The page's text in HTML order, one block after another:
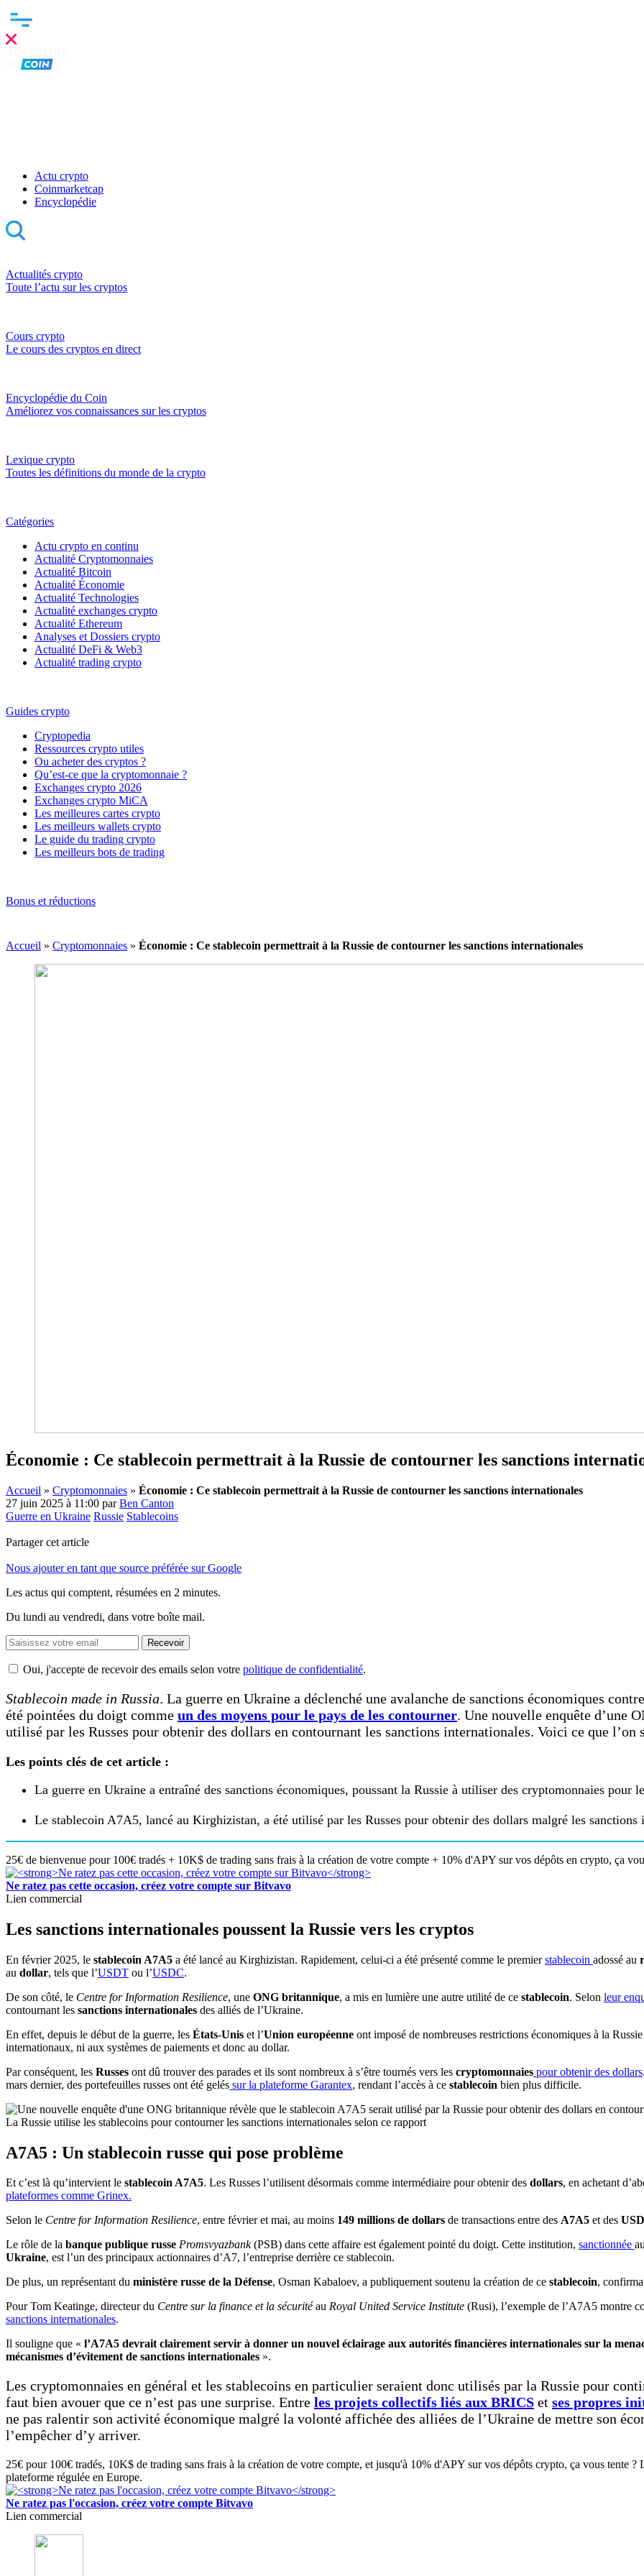
Actu crypto
Coinmarketcap
Encyclopédie
Actualités crypto
Toute l’actu sur les cryptos
Cours crypto
Le cours des cryptos en direct
Encyclopédie du Coin
Améliorez vos connaissances sur les cryptos
Lexique crypto
Toutes les définitions du monde de la crypto
Catégories
Actu crypto en continu
Actualité Cryptomonnaies
Actualité Bitcoin
Actualité Économie
Actualité Technologies
Actualité exchanges crypto
Actualité Ethereum
Analyses et Dossiers crypto
Actualité DeFi & Web3
Actualité trading crypto
Guides crypto
Cryptopedia
Ressources crypto utiles
Ou acheter des cryptos ?
Qu’est-ce que la cryptomonnaie ?
Exchanges crypto 2026
Exchanges crypto MiCA
Les meilleures cartes crypto
Les meilleurs wallets crypto
Le guide du trading crypto
Les meilleurs bots de trading
Bonus et réductions
Accueil » Cryptomonnaies » Économie : Ce stablecoin permettrait à la Russie de contourner les sanctions internationales
Économie : Ce stablecoin permettrait à la Russie de contourner les sanctions
Accueil » Cryptomonnaies » Économie : Ce stablecoin permettrait à la Russie de contourner les sanctions internationales
27 juin 2025 à 11:00 parBen Canton
Guerre en Ukraine Russie Stablecoins
Partager cet article
Nous ajouter en tant que source préférée sur Google
Les actus qui comptent, résumées en 2 minutes.
Du lundi au vendredi, dans votre boîte mail.
Recevoir
Oui, j'accepte de recevoir des emails selon votre politique de confidentialité.
Stablecoin made in Russia. La guerre en Ukraine a déclenché une avalanche de sanctions économiques
été pointées du doigt comme un des moyens pour le pays de les contourner. Une nouvelle enquête d’une
utilisé par les Russes pour obtenir des dollars en contournant les sanctions internationales. Voici ce que l’on
Les points clés de cet article :
La guerre en Ukraine a entraîné des sanctions économiques, poussant la Russie à utiliser des cryptomonnaies pour
Le stablecoin A7A5, lancé au Kirghizistan, a été utilisé par les Russes pour obtenir des dollars malgré les sanctions
25€ de bienvenue pour 100€ tradés + 10K$ de trading sans frais à la création de votre compte + 10% d'APY sur vos dépôts en crypto, ça
Ne ratez pas cette occasion, créez votre compte sur Bitvavo
Lien commercial
Les sanctions internationales poussent la Russie vers les cryptos
En février 2025, le stablecoin A7A5 a été lancé au Kirghizistan. Rapidement, celui-ci a été présenté comme le premierstablecoin adossé au
au dollar, tels que l’USDT ou l’USDC.
De son côté, le Centre for Information Resilience, une ONG britannique, a mis en lumière une autre utilité de ce stablecoin. Selon leur
contournant les sanctions internationales des alliés de l’Ukraine.
En effet, depuis le début de la guerre, les États-Unis et l’Union européenne ont imposé de nombreuses restrictions économiques à la
internationaux, ni aux systèmes de paiements et donc au dollar.
Par conséquent, les Russes ont dû trouver des parades et ils sont nombreux à s’être tournés vers les cryptomonnaies pour obtenir des dollars
mars dernier, des portefeuilles russes ont été gelés sur la plateforme Garantex, rendant l’accès à ce stablecoin bien plus difficile.
La Russie utilise les stablecoins pour contourner les sanctions internationales selon ce rapport
A7A5 : Un stablecoin russe qui pose problème
Et c’est là qu’intervient le stablecoin A7A5. Les Russes l’utilisent désormais comme intermédiaire pour obtenir des dollars, en achetant
plateformes comme Grinex.
Selon le Centre for Information Resilience, entre février et mai, au moins 149 millions de dollars de transactions entre des A7A5 et des
Le rôle de la banque publique russe Promsvyazbank(PSB) dans cette affaire est également pointé du doigt. Cette institution, sanctionnée
Ukraine, est l’un des principaux actionnaires d’A7, l’entreprise derrière ce stablecoin.
De plus, un représentant du ministère russe de la Défense, Osman Kabaloev, a publiquement soutenu la création de ce stablecoin,
Pour Tom Keatinge, directeur du Centre sur la finance et la sécuritéau Royal United Service Institute (Rusi), l’exemple de l’A7A5 montre
sanctions internationales.
Il souligne que « l’A7A5 devrait clairement servir à donner un nouvel éclairage aux autorités financières internationales sur la
mécanismes d’évitement de sanctions internationales ».
Les cryptomonnaies en général et les stablecoins en particulier seraient donc utilisés par la Russie pour
faut bien avouer que ce n’est pas une surprise. Entre les projets collectifs liés aux BRICS et ses propres
ne pas ralentir son activité économique malgré la volonté affichée des alliées de l’Ukraine de mettre son
l’empêcher d’y arriver.
25€ pour 100€ tradés, 10K$ de trading sans frais à la création de votre compte, et jusqu'à 10% d'APY sur vos dépôts crypto, ça vous tente
plateforme régulée en Europe.
Ne ratez pas l'occasion, créez votre compte Bitvavo
Lien commercial